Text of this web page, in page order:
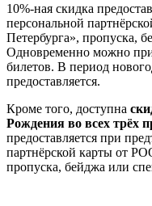
10%-ная скидка
персональной
Петербурга», пропуска,
Одновременно можно
билетов. В период
предоставляется.
Кроме того, доступна
Рождения во всех трёх
предоставляется при
партнёрской карты от
пропуска, бейджа или